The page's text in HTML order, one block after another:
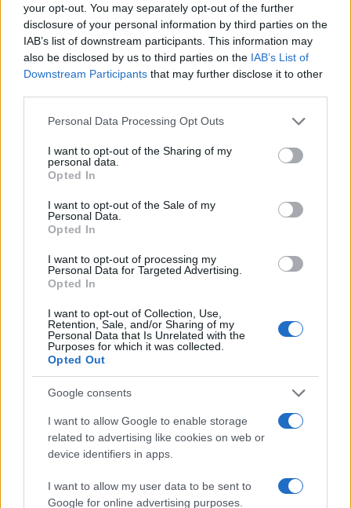
your opt-out. You may separately opt-out of the further
disclosure of your personal information by third parties on the
IAB’s list of downstream participants. This information may
also be disclosed by us to third parties on the IAB’s List of
Downstream Participants that may further disclose it to other
Please note that this website/app uses one or more Google
not limited to your visit or usage behaviour. You may click to
grant or deny consent to Google and its third-party tags to
use your data for below specified purposes in below Google
consent section.
Personal Data Processing Opt Outs
I want to opt-out of the Sharing of my
personal data.
Opted In
I want to opt-out of the Sale of my
Personal Data.
Opted In
I want to opt-out of processing my
Personal Data for Targeted Advertising.
Opted In
I want to opt-out of Collection, Use,
Retention, Sale, and/or Sharing of my
Personal Data that Is Unrelated with the
Purposes for which it was collected.
Opted Out
Google consents
I want to allow Google to enable storage
related to advertising like cookies on web or
device identifiers in apps.
I want to allow my user data to be sent to
Google for online advertising purposes.
Media
AKYLAS
EUROVISION 2026
Share:
Ακολουθήστε το Νewsit.gr στοGoogle Newsκαι
ενημερωθείτε πρώτοι για όλη την ειδησεογραφία και τα
τελευταία νέατης ημέρας
Πιο δημοφιλή
Marfin: Η 46χρονη πήρε προθεσμία για να
απολογηθεί την Τρίτη – «Είναι αθώα,
συμμετείχε στη διαδήλωση όπως και
100.000 άτομα»
Σέρρες: Βίντεο ντοκουμέντο από το
τροχαίο με νεκρούς μητέρα και γιο – Ο
οδηγός του φορτηγού κατέγραψε τη
σύγκρουση
Λένα Σαμαρά: Συγκίνηση στο μνημόσυνο
για τον έναν χρόνο από τον θάνατο της
κόρης του Αντώνη Σαμαρά
Γερμανία: Συνελήφθη 31χρονος για τρεις
ανθρωποκτονίες μελών της greek mafia
Έφυγε από τη ζωή η Χριστίνα Πιτουρά,
πρώην σύζυγος του Βασίλη Χιώτη